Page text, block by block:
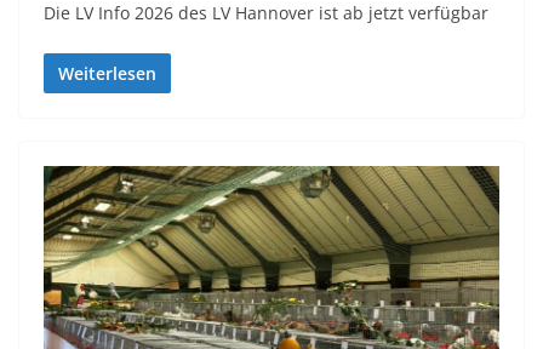
Die LV Info 2026 des LV Hannover ist ab jetzt verfügbar
Weiterlesen